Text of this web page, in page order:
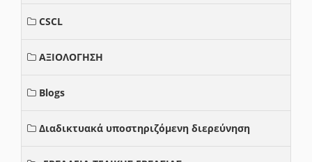
CSCL
ΑΞΙΟΛΟΓΗΣΗ
Blogs
Διαδικτυακά υποστηριζόμενη διερεύνηση